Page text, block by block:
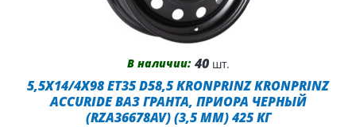
В наличии: 40шт.
5,5X14/4X98 ET35 D58,5 KRONPRINZ KRONPRINZ
ACCURIDE ВАЗ ГРАНТА, ПРИОРА ЧЕРНЫЙ
(RZA36678AV) (3,5 ММ) 425 КГ